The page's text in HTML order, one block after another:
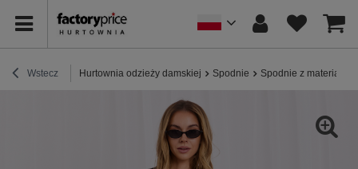
Wstecz Hurtownia odzieży damskiej Spodnie Spodnie z materiału